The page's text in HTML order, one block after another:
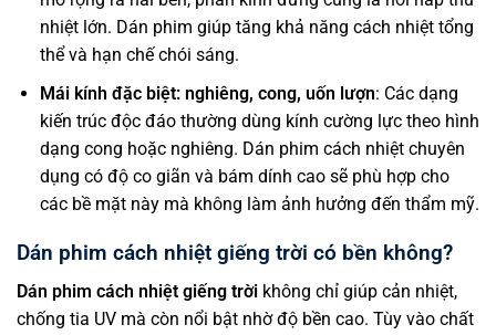
nhiệt lớn. Dán phim giúp tăng khả năng cách nhiệt tổng
thể và hạn chế chói sáng.
Mái kính đặc biệt: nghiêng, cong, uốn lượn: Các dạng
kiến trúc độc đáo thường dùng kính cường lực theo hình
dạng cong hoặc nghiêng. Dán phim cách nhiệt chuyên
dụng có độ co giãn và bám dính cao sẽ phù hợp cho
các bề mặt này mà không làm ảnh hưởng đến thẩm mỹ.
Dán phim cách nhiệt giếng trời có bền không?
Dán phim cách nhiệt giếng trời không chỉ giúp cản nhiệt,
chống tia UV mà còn nổi bật nhờ độ bền cao. Tùy vào chất